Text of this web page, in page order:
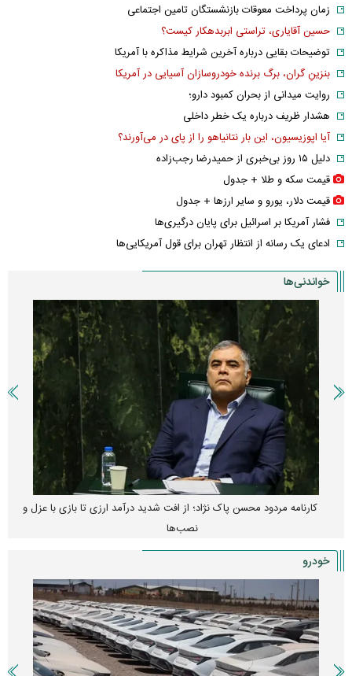
زمان پرداخت معوقات بازنشستگان تامین اجتماعی
حسین آقایاری، تراستی ابربدهکار کیست؟
توضیحات بقایی درباره آخرین شرایط مذاکره با آمریکا
بنزینِ گران، برگ برنده خودروسازان آسیایی در آمریکا
روایت میدانی از بحران کمبود دارو؛
هشدار ظریف درباره یک خطر داخلی
آیا اپوزیسیون، این بار نتانیاهو را از پای در می‌آورند؟
دلیل ۱۵ روز بی‌خبری از حمیدرضا رجب‌زاده
قیمت سکه و طلا + جدول
قیمت دلار، یورو و سایر ارز‌ها + جدول
فشار آمریکا بر اسرائیل برای پایان درگیری‌ها
ادعای یک رسانه از انتظار تهران برای قول آمریکایی‌ها
خواندنی‌ها
کارنامه مردود محسن پاک‌ نژاد؛ از افت شدید درآمد ارزی تا بازی با عزل و
نصب‌ها
خودرو